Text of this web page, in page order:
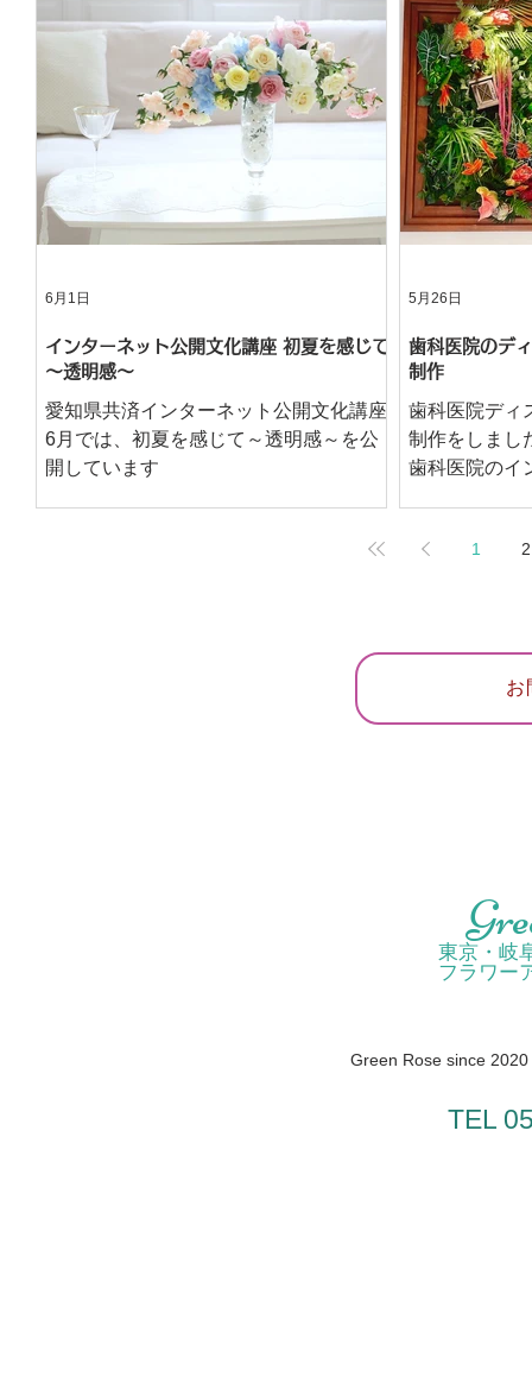
インターネット公開文化講座 初夏を感じて
～透明感～
愛知県共済インターネット公開文化講座
6月では、初夏を感じて～透明感～を公
開しています
6月1日
歯科医院のデ
制作
歯科医院ディ
制作をしまし
歯科医院のイ
5月26日
1 2
お
東京・岐
フラワー
Green Rose since
TEL